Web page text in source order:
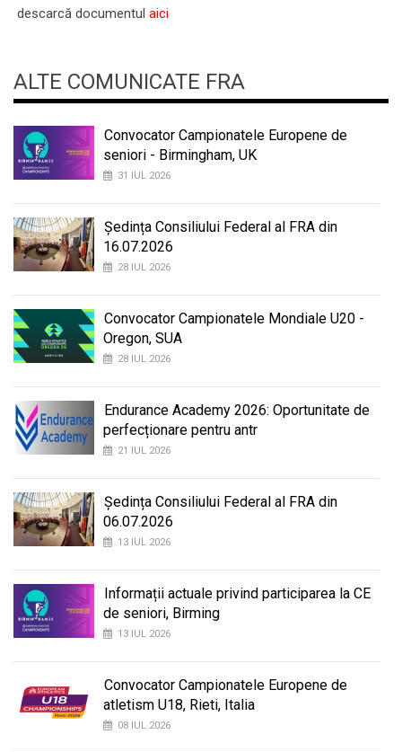
descarcă documentul aici
ALTE COMUNICATE FRA
Convocator Campionatele Europene de
seniori - Birmingham, UK
31 IUL 2026
Ședința Consiliului Federal al FRA din
16.07.2026
28 IUL 2026
Convocator Campionatele Mondiale U20 -
Oregon, SUA
28 IUL 2026
Endurance Academy 2026: Oportunitate de
perfecționare pentru antr
21 IUL 2026
Ședința Consiliului Federal al FRA din
06.07.2026
13 IUL 2026
Informații actuale privind participarea la CE
de seniori, Birming
13 IUL 2026
Convocator Campionatele Europene de
atletism U18, Rieti, Italia
08 IUL 2026